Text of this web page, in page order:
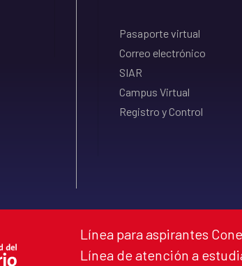
Pasaporte virtual
Correo electrónico
SIAR
Campus Virtual
Registro y Control
Línea para aspirantes
Línea de atención a